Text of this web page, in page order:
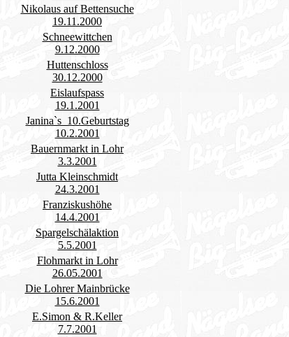
Nikolaus auf Bettensuche
19.11.2000
Schneewittchen
9.12.2000
Huttenschloss
30.12.2000
Eislaufspass
19.1.2001
Janina`s 10.Geburtstag
10.2.2001
Bauernmarkt in Lohr
3.3.2001
Jutta Kleinschmidt
24.3.2001
Franziskushöhe
14.4.2001
Spargelschälaktion
5.5.2001
Flohmarkt in Lohr
26.05.2001
Die Lohrer Mainbrücke
15.6.2001
E.Simon & R.Keller
7.7.2001